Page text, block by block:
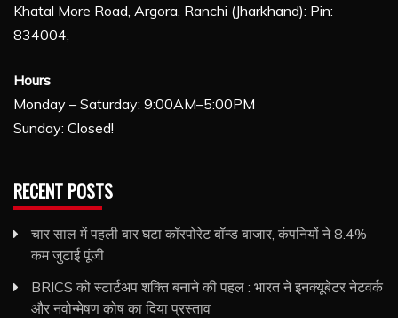
Khatal More Road, Argora, Ranchi (Jharkhand): Pin:
834004,
Hours
Monday – Saturday: 9:00AM–5:00PM
Sunday: Closed!
RECENT POSTS
चार साल में पहली बार घटा कॉरपोरेट बॉन्ड बाजार, कंपनियों ने 8.4%
कम जुटाई पूंजी
BRICS को स्टार्टअप शक्ति बनाने की पहल : भारत ने इनक्यूबेटर नेटवर्क
और नवोन्मेषण कोष का दिया प्रस्ताव